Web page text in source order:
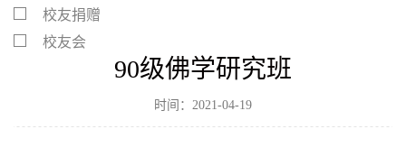
校友捐赠
校友会
90级佛学研究班
时间：2021-04-19